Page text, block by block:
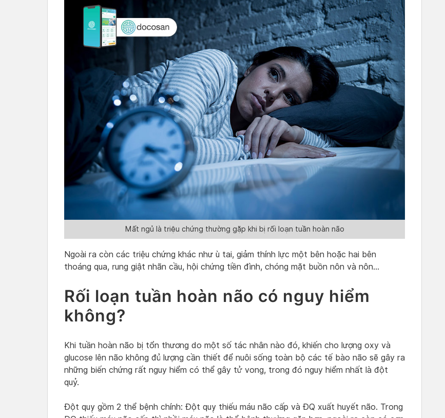
Mất ngủ là triệu chứng thường gặp khi bị rối loạn tuần hoàn não
Ngoài ra còn các triệu chứng khác như ù tai, giảm thính lực một bên hoặc hai bên
thoáng qua, rung giật nhãn cầu, hội chứng tiền đình, chóng mặt buồn nôn và nôn…
Rối loạn tuần hoàn não có nguy hiểm
không?
Khi tuần hoàn não bị tổn thương do một số tác nhân nào đó, khiến cho lượng oxy và
glucose lên não không đủ lượng cần thiết để nuôi sống toàn bộ các tế bào não sẽ gây ra
những biến chứng rất nguy hiểm có thể gây tử vong, trong đó nguy hiểm nhất là đột
quỷ.
Đột quỵ gồm 2 thể bệnh chính: Đột quỵ thiếu máu não cấp và ĐQ xuất huyết não. Trong